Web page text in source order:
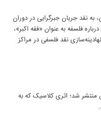
به نقد جریان جبرگرایی در دوران
فلسفه به عنوان «فقه اکبر»،
نقد فلسفی در مراکز
شد؛ اثری کلاسیک که به